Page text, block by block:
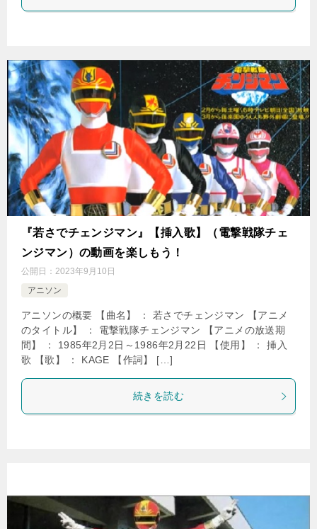
『若さでチェンジマン』【挿入歌】（電撃戦隊チェ
ンジマン）の動画を楽しもう！
公開日： 2023年9月10日
アニソン
アニソンの概要 【曲名】 ： 若さでチェンジマン 【アニメ
のタイトル】 ： 電撃戦隊チェンジマン 【アニメの放送期
間】 ： 1985年2月2日～1986年2月22日 【使用】 ： 挿入
歌 【歌】 ： KAGE 【作詞】 […]
続きを読む